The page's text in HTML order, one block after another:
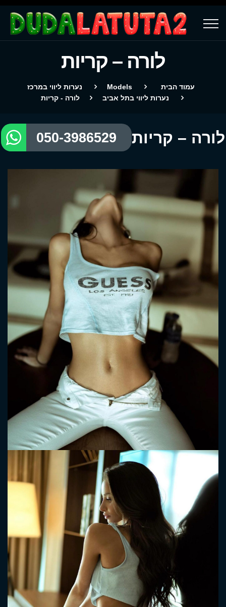
לורה – קריות
עמוד הבית Models
נערות ליווי במרכז
נערות ליווי בתל אביב
לורה - קריות
לורה – קריות 050-3986529